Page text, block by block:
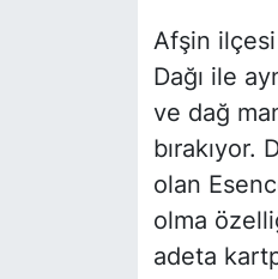
Afşin
Dağı ile
ve dağ
bırakıyor.
olan
olma
adeta